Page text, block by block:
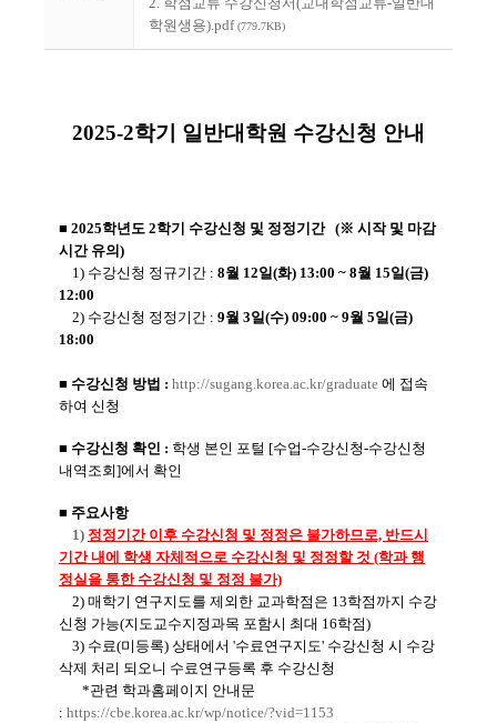
학원생용).pdf(779.7KB)
2025-2학기 일반대학원 수강신청 안내
■ 2025학년도 2학기 수강신청 및 정정기간 (※ 시작 및 마감
시간 유의)
1) 수강신청 정규기간 : 8월 12일(화) 13:00 ~ 8월 15일(금)
12:00
2) 수강신청 정정기간 : 9월 3일(수) 09:00 ~ 9월 5일(금)
18:00
■ 수강신청 방법 : http://sugang.korea.ac.kr/graduate 에 접속
하여 신청
■ 수강신청 확인 : 학생 본인 포털 [수업-수강신청-수강신청
내역조회]에서 확인
■ 주요사항
1) 정정기간 이후 수강신청 및 정정은 불가하므로, 반드시
기간 내에 학생 자체적으로 수강신청 및 정정할 것 (학과 행
정실을 통한 수강신청 및 정정 불가)
2) 매학기 연구지도를 제외한 교과학점은 13학점까지 수강
신청 가능(지도교수지정과목 포함시 최대 16학점)
3) 수료(미등록) 상태에서 '수료연구지도' 수강신청 시 수강
삭제 처리 되오니 수료연구등록 후 수강신청
*관련 학과홈페이지 안내문
: https://cbe.korea.ac.kr/wp/notice/?vid=1153